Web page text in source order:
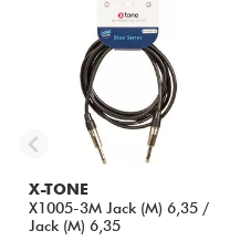
X-TONE
X1005-3M Jack (M) 6,35 /
Jack (M) 6,35